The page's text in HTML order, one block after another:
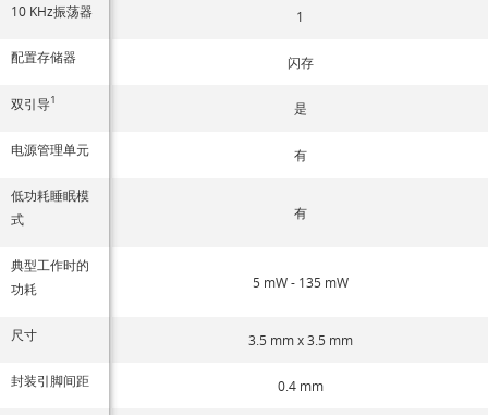
10 KHz振荡器 1
配置存储器 闪存
双引导1 是
电源管理单元 有
低功耗睡眠模
式
有
典型工作时的
功耗
5 mW - 135 mW
尺寸 3.5 mm x 3.5 mm
封装引脚间距 0.4 mm